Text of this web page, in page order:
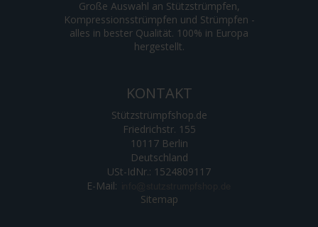
Große Auswahl an Stützstrümpfen,
Kompressionsstrümpfen und Strümpfen -
alles in bester Qualität. 100% in Europa
hergestellt.
KONTAKT
Stützstrümpfshop.de
Friedrichstr. 155
10117 Berlin
Deutschland
USt-IdNr.: 1524809117
E-Mail:
Sitemap